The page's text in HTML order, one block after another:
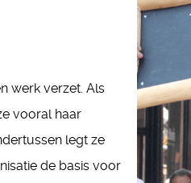
werk verzet. Als
vooral haar
legt ze
de basis voor